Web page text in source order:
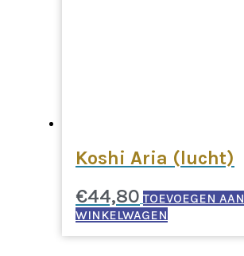
Koshi Aria (lucht)
€44,80 TOEVOEGEN AAN
WINKELWAGEN